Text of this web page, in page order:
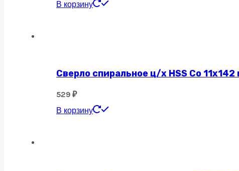
В корзину
Сверло спиральное ц/х HSS Co 11х142
529 ₽
В корзину